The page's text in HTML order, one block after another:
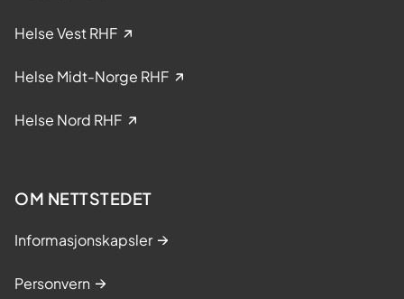
Helse Vest RHF
Helse Midt-Norge RHF
Helse Nord RHF
OM NETTSTEDET
Informasjonskapsler
Personvern